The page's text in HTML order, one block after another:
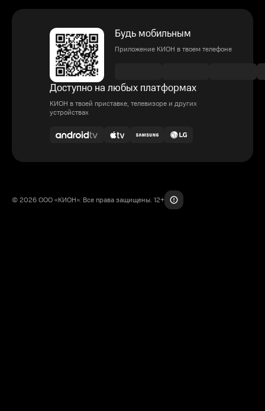
Будь мобильным
Приложение КИОН в твоем телефоне
Доступно на любых платформах
КИОН в твоей приставке, телевизоре и других
устройствах
© 2026 ООО «КИОН». Все права защищены. 12+